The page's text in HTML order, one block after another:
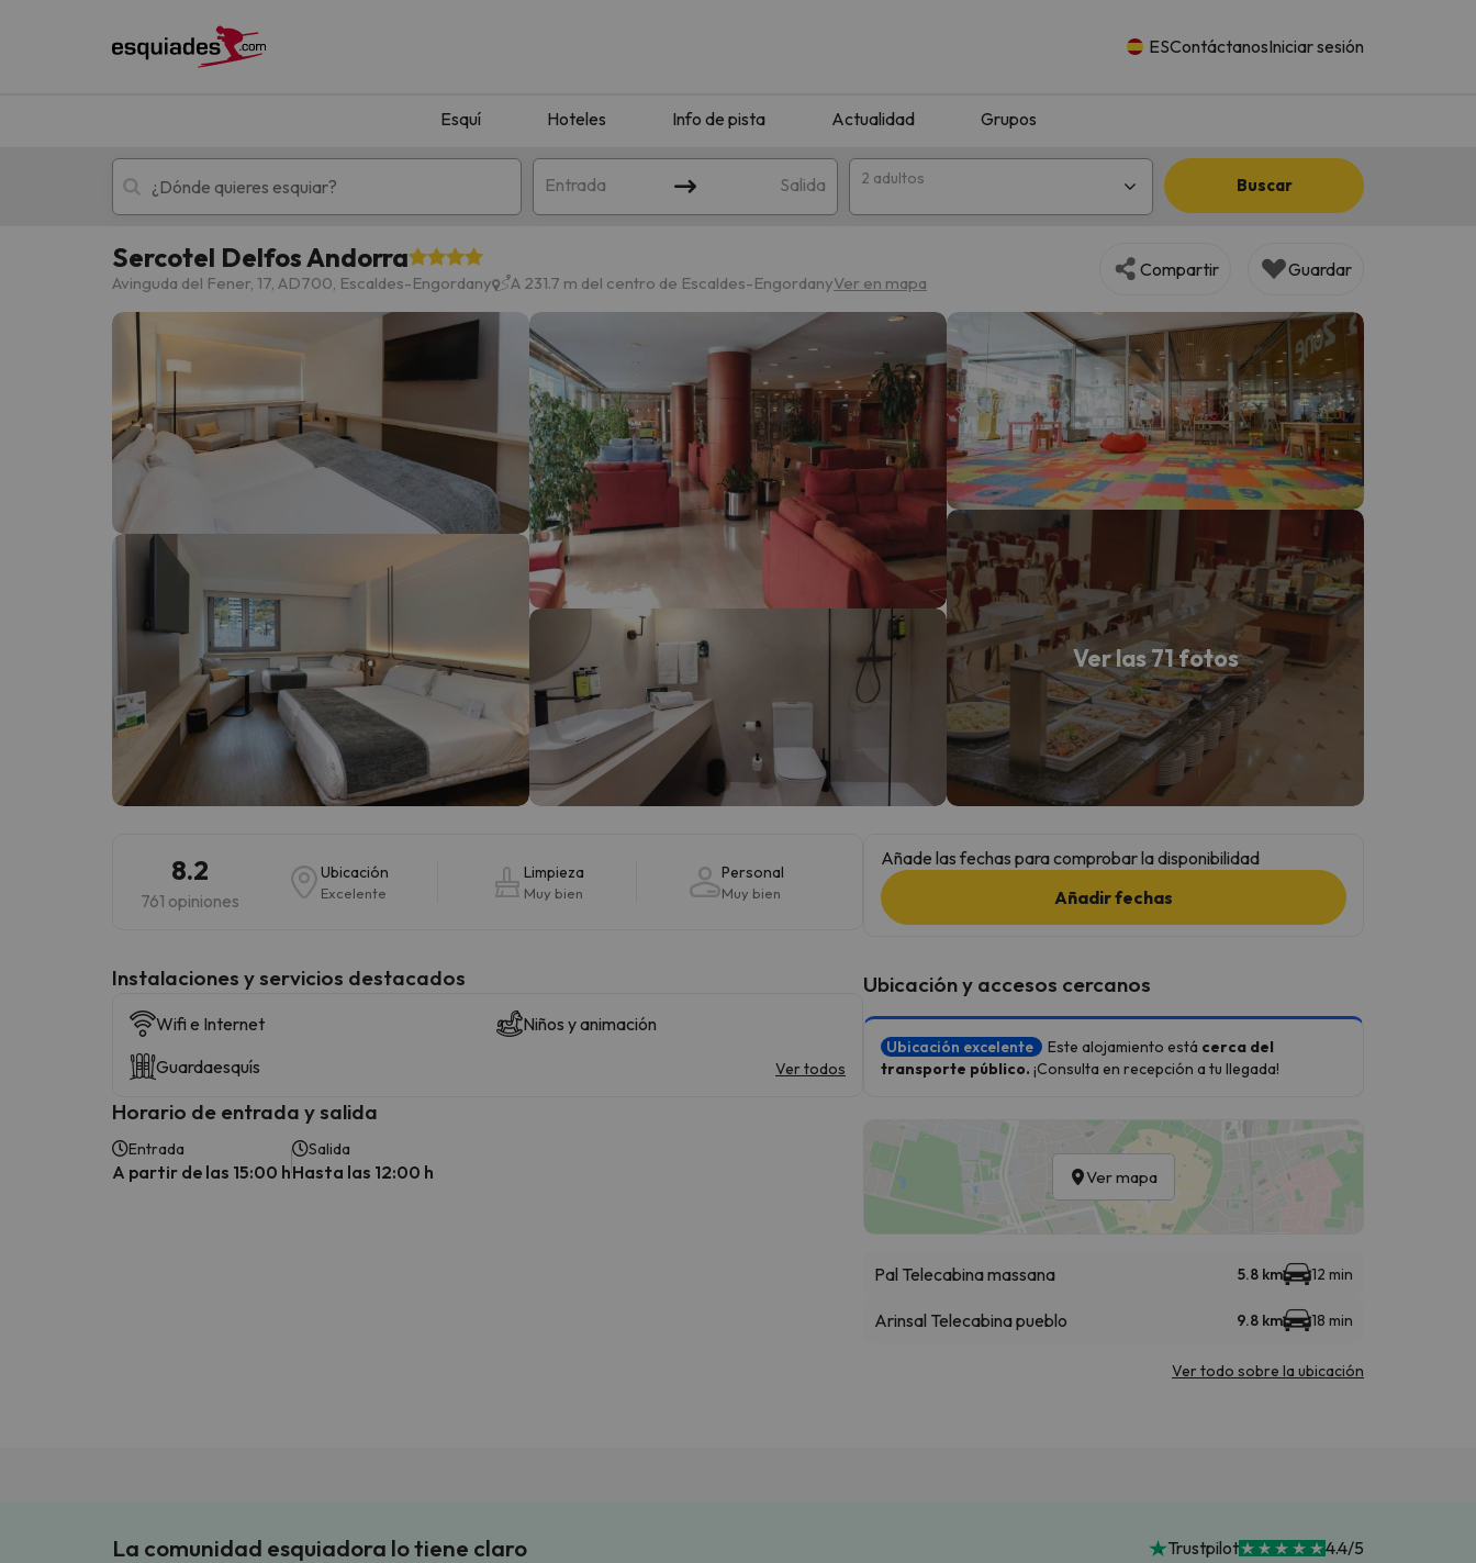
ESContáctanosIniciar sesión
Esquí Hoteles Info de pista Actualidad Grupos
Entrada Salida 2 adultos Buscar
Esquí Escapadas
¡Vaya! No hemos encontrado ningún resultado que coincida con tu búsqueda. Prueba a modificar el destino.
¡Vaya! Parece que nuestro buscador ha perdido el norte. En cuanto encuentre su brújula vuelve.
Sercotel Delfos Andorra
Avinguda del Fener, 17, AD700, Escaldes-Engordany A 231.7 m del centro de Escaldes-EngordanyVer en mapa
Compartir Guardar
Ver las 71 fotos
8.2
761 opiniones
Ubicación
Excelente
Limpieza
Muy bien
Personal
Muy bien
Instalaciones y servicios destacados
Wifi e Internet
Niños y animación
Guardaesquís
Ver todos
Horario de entrada y salida
Entrada
A partir de las 15:00 h
Salida
Hasta las 12:00 h
Añade las fechas para comprobar la disponibilidad
Añadir fechas
Ubicación y accesos cercanos
Ubicación excelente Este alojamiento está cerca del
transporte público. ¡Consulta en recepción a tu llegada!
Ver mapa
Pal Telecabina massana 5.8 km 12 min
Arinsal Telecabina pueblo 9.8 km 18 min
Ver todo sobre la ubicación
La comunidad esquiadora lo tiene claro Trustpilot 4.4/5